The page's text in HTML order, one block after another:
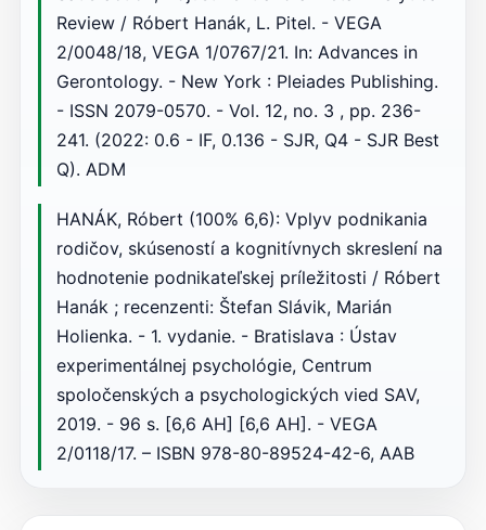
Review / Róbert Hanák, L. Pitel. - VEGA
2/0048/18, VEGA 1/0767/21. In: Advances in
Gerontology. - New York : Pleiades Publishing.
- ISSN 2079-0570. - Vol. 12, no. 3 , pp. 236-
241. (2022: 0.6 - IF, 0.136 - SJR, Q4 - SJR Best
Q). ADM
HANÁK, Róbert (100% 6,6): Vplyv podnikania
rodičov, skúseností a kognitívnych skreslení na
hodnotenie podnikateľskej príležitosti / Róbert
Hanák ; recenzenti: Štefan Slávik, Marián
Holienka. - 1. vydanie. - Bratislava : Ústav
experimentálnej psychológie, Centrum
spoločenských a psychologických vied SAV,
2019. - 96 s. [6,6 AH] [6,6 AH]. - VEGA
2/0118/17. – ISBN 978-80-89524-42-6, AAB